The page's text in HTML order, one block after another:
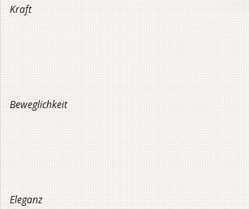
Kraft
Beweglichkeit
Eleganz